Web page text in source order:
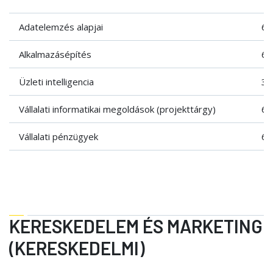
Adatelemzés alapjai 6
Alkalmazásépítés 6
Üzleti intelligencia 3
Vállalati informatikai megoldások (projekttárgy) 6
Vállalati pénzügyek 6
KERESKEDELEM ÉS MARKETING
(KERESKEDELMI)